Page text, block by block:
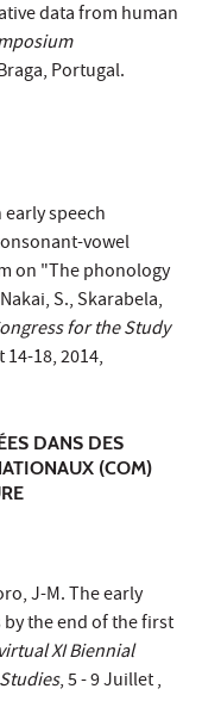
data from human
Portugal.
early speech
vowel
on "The phonology
S., Skarabela,
for the Study
18, 2014,
DANS DES
(COM)
J-M. The early
the end of the first
virtual XI Biennial
, 5 - 9 Juillet ,